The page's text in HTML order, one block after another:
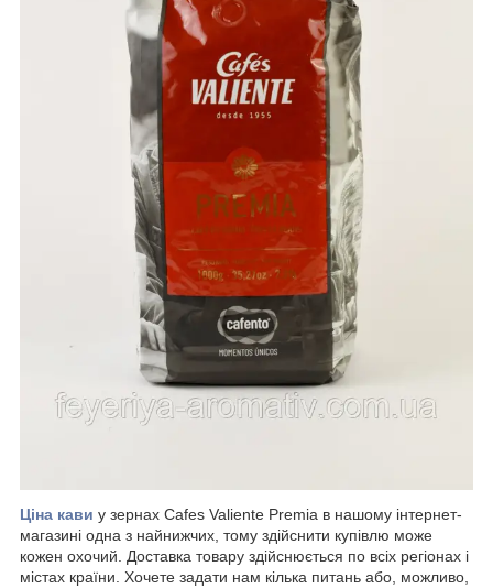
Ціна кави у зернах Cafes Valiente Premia в нашому інтернет-
магазині одна з найнижчих, тому здійснити купівлю може
кожен охочий. Доставка товару здійснюється по всіх регіонах і
містах країни. Хочете задати нам кілька питань або, можливо,